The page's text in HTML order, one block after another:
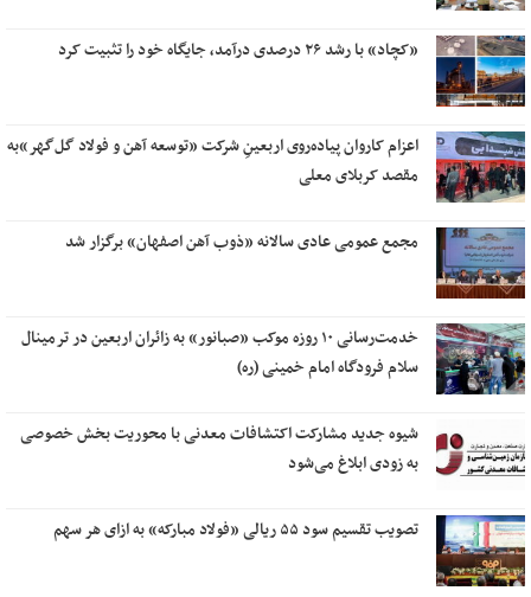
«کچاد» با رشد ۲۶ درصدی درآمد، جایگاه خود را تثبیت کرد
اعزام کاروان پیاده‌روی اربعینِ شرکت «توسعه آهن و فولاد گل‌گهر»به
مقصد کربلای معلی
مجمع عمومی عادی سالانه «ذوب آهن اصفهان» برگزار شد
خدمت‌رسانی ۱۰ روزه موکب «صبانور» به زائران اربعین در ترمینال
سلام فرودگاه امام خمینی (ره)
شیوه جدید مشارکت اکتشافات معدنی با محوریت بخش خصوصی
به زودی ابلاغ می‌شود
تصویب تقسیم سود ۵۵ ریالی «فولاد مبارکه» به ازای هر سهم